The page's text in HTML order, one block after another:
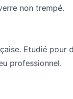
non trempé.
Etudié pour
professionnel.